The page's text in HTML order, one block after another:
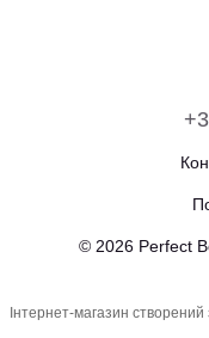
© 2026 Perfect
Інтернет-магазин